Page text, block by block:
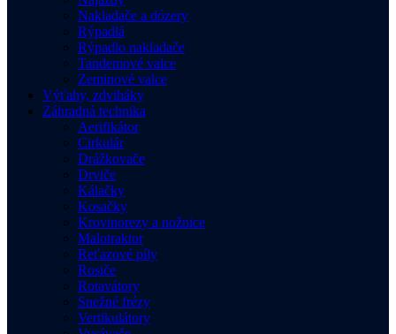
Nakladače a dózery
Rýpadlá
Rýpadlo nakladače
Tandemové valce
Zeminové valce
Výťahy, zdviháky
Záhradná technika
Aerifikátor
Cirkulár
Drážkovače
Drviče
Kálačky
Kosačky
Krovinorezy a nožnice
Malotraktor
Reťazové píly
Rosiče
Rotavátory
Snežné frézy
Vertikulátory